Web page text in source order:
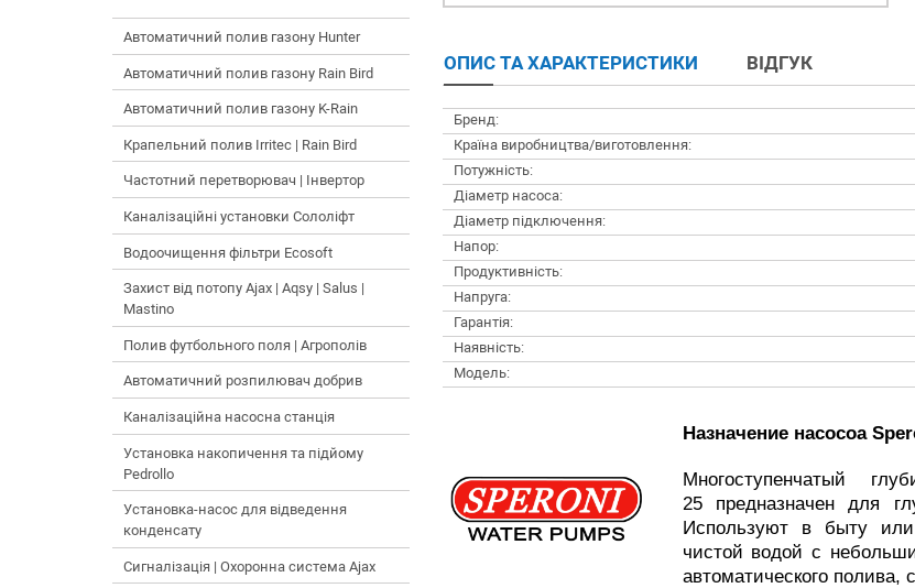
Автоматичний полив газону Hunter
Автоматичний полив газону Rain Bird
Автоматичний полив газону K-Rain
Крапельний полив Irritec | Rain Bird
Частотний перетворювач | Інвертор
Каналізаційні установки Сололіфт
Водоочищення фільтри Ecosoft
Захист від потопу Ajax | Aqsy | Salus |
Mastino
Полив футбольного поля | Агрополів
Автоматичний розпилювач добрив
Каналізаційна насосна станція
Установка накопичення та підйому
Pedrollo
Установка-насос для відведення
конденсату
Сигналізація | Охоронна система Ajax
ОПИС ТА ХАРАКТЕРИСТИКИ ВІДГУК
Бренд:
Країна виробництва/виготовлення:
Потужність:
Діаметр насоса:
Діаметр підключення:
Напор:
Продуктивність:
Напруга:
Гарантія:
Наявність:
Модель:
Назначение насосоа
Многоступенчатый
25 предназначен для
Используют в быту
чистой водой с
автоматического